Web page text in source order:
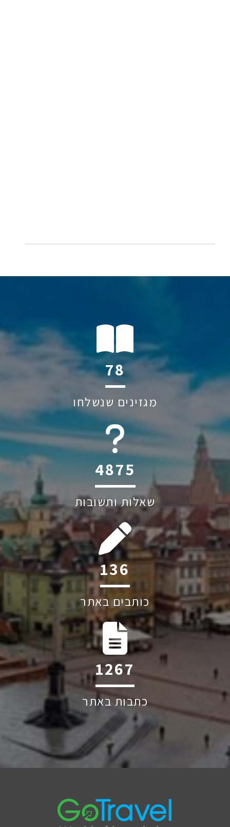
130
מגזינים שנשלחו
6044
שאלות ותשובות
228
כותבים באתר
2123
כתבות באתר